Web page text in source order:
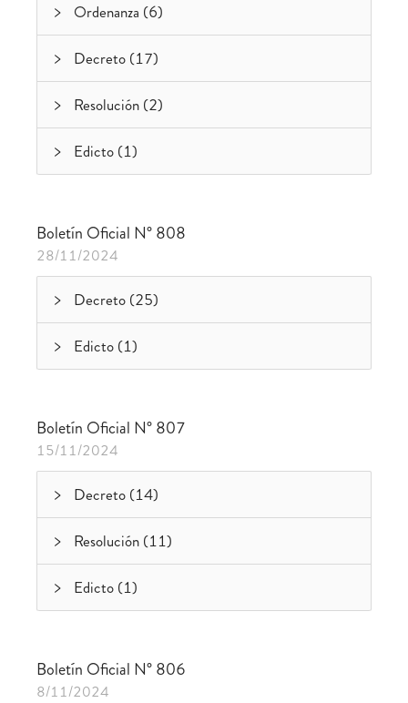
Ordenanza (6)
Decreto (17)
Resolución (2)
Edicto (1)
Boletín Oficial N° 808
28/11/2024
Decreto (25)
Edicto (1)
Boletín Oficial N° 807
15/11/2024
Decreto (14)
Resolución (11)
Edicto (1)
Boletín Oficial N° 806
8/11/2024